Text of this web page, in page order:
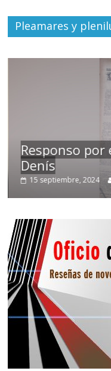
Pleamares y
Responso por
Denís
15 septiembre, 2024